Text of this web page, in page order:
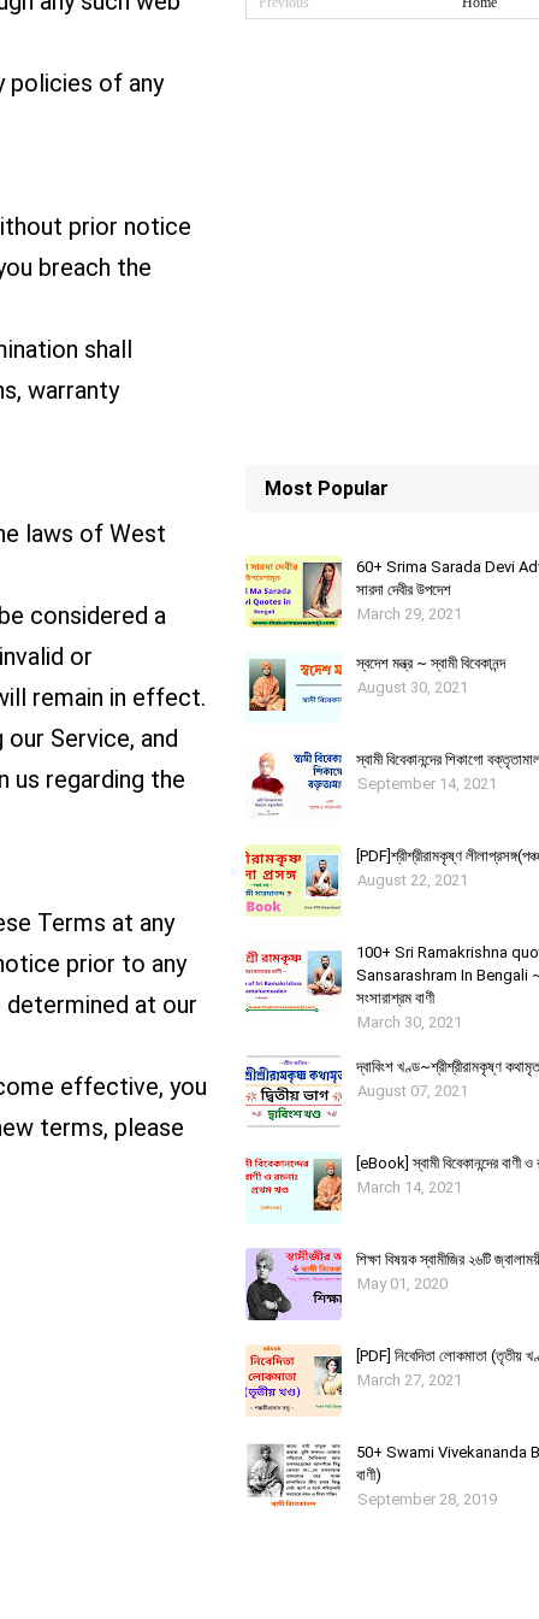
policies of any
prior notice
breach the
shall
warranty
laws of West
considered a
or
remain in effect.
Service, and
us regarding the
Terms at any
prior to any
at our
effective, you
terms, please
Most Popular
60+ Srima Sarada Devi
সারদা দেবীর উপদেশ
March 29, 2021
স্বদেশ মন্ত্র ~ স্বামী বিবেকানন্দ
August 30, 2021
স্বামী বিবেকানন্দের শিকাগাে
September 14, 2021
[PDF]শ্রীশ্রীরামকৃষ্ণ
August 22, 2021
100+ Sri Ramakrishna
Sansarashram In Bengali ~
সংসারাশ্রম বাণী
March 30, 2021
দ্বাবিংশ খণ্ড~শ্রীশ্রীরামকৃষ্ণ
August 07, 2021
[eBook] স্বামী বিবেকানন্দের বাণী
March 14, 2021
শিক্ষা বিষয়ক স্বামীজির ২৬টি
May 01, 2020
[PDF] নিবেদিতা লোকমাতা (তৃতীয়
March 27, 2021
50+ Swami Vivekananda
বাণী)
September 28, 2019